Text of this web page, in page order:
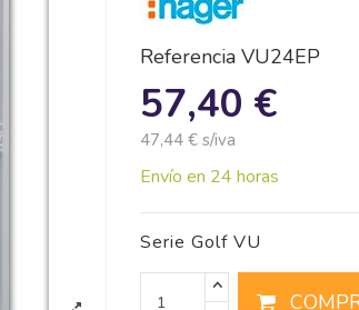
Referencia VU24EP
57,40 €
47,44 € s/iva
Envío en 24 horas
Serie Golf VU